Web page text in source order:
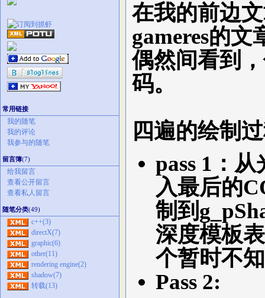
常用链接
我的随笔
我的评论
我参与的随笔
留言簿(7)
给我留言
查看公开留言
查看私人留言
随笔分类(49)
c++(3)
directX(7)
graphic(6)
other(11)
rendering engine(2)
shadow(7)
转载(13)
在我的前边
gameres的
偶然间看到
码。
四遍的绘制
pass 1：
入最后的
制到
深度模板
个暂时不
Pass 2: